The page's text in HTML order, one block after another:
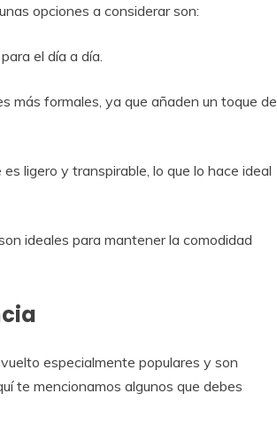
opciones a considerar son:
el día a día.
más formales, ya que añaden un toque de
ligero y transpirable, lo que lo hace ideal
ideales para mantener la comodidad
especialmente populares y son
te mencionamos algunos que debes